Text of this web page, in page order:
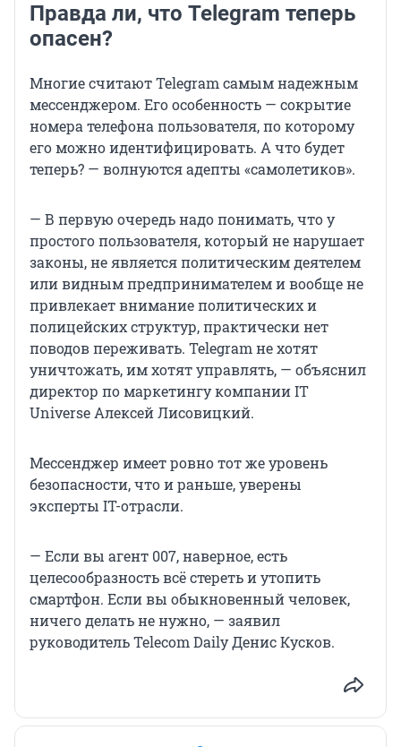
Правда ли, что Telegram теперь
опасен?
Многие считают Telegram самым надежным
мессенджером. Его особенность — сокрытие
номера телефона пользователя, по которому
его можно идентифицировать. А что будет
теперь? — волнуются адепты «самолетиков».
— В первую очередь надо понимать, что у
простого пользователя, который не нарушает
законы, не является политическим деятелем
или видным предпринимателем и вообще не
привлекает внимание политических и
полицейских структур, практически нет
поводов переживать. Telegram не хотят
уничтожать, им хотят управлять, — объяснил
директор по маркетингу компании IT
Universe Алексей Лисовицкий.
Мессенджер имеет ровно тот же уровень
безопасности, что и раньше, уверены
эксперты IT-отрасли.
— Если вы агент 007, наверное, есть
целесообразность всё стереть и утопить
смартфон. Если вы обыкновенный человек,
ничего делать не нужно, — заявил
руководитель Telecom Daily Денис Кусков.